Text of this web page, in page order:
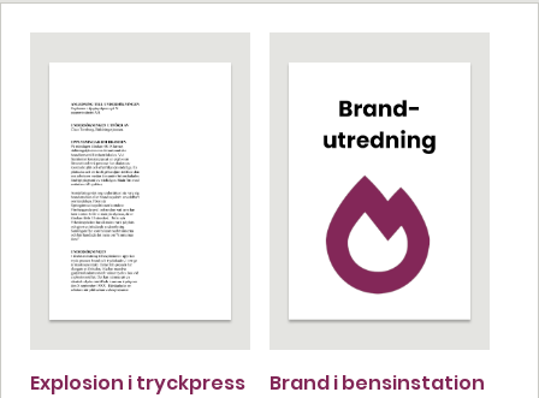
Explosion i tryckpress Brand i bensinstation